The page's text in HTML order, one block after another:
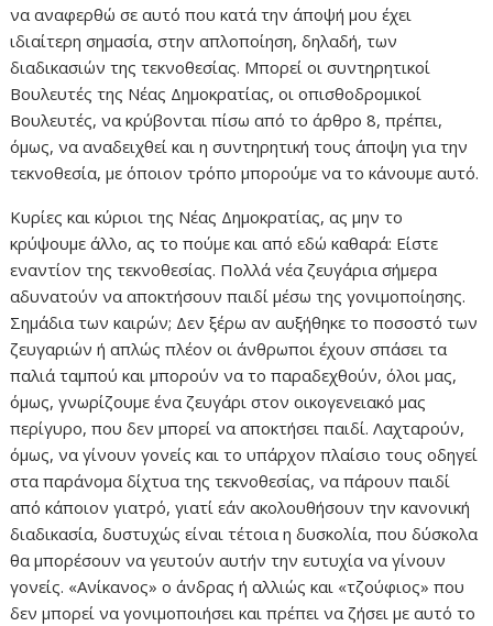
να αναφερθώ σε αυτό που κατά την άποψή μου έχει
ιδιαίτερη σημασία, στην απλοποίηση, δηλαδή, των
διαδικασιών της τεκνοθεσίας. Μπορεί οι συντηρητικοί
Βουλευτές της Νέας Δημοκρατίας, οι οπισθοδρομικοί
Βουλευτές, να κρύβονται πίσω από το άρθρο 8, πρέπει,
όμως, να αναδειχθεί και η συντηρητική τους άποψη για την
τεκνοθεσία, με όποιον τρόπο μπορούμε να το κάνουμε αυτό.
Κυρίες και κύριοι της Νέας Δημοκρατίας, ας μην το
κρύψουμε άλλο, ας το πούμε και από εδώ καθαρά: Είστε
εναντίον της τεκνοθεσίας. Πολλά νέα ζευγάρια σήμερα
αδυνατούν να αποκτήσουν παιδί μέσω της γονιμοποίησης.
Σημάδια των καιρών; Δεν ξέρω αν αυξήθηκε το ποσοστό των
ζευγαριών ή απλώς πλέον οι άνθρωποι έχουν σπάσει τα
παλιά ταμπού και μπορούν να το παραδεχθούν, όλοι μας,
όμως, γνωρίζουμε ένα ζευγάρι στον οικογενειακό μας
περίγυρο, που δεν μπορεί να αποκτήσει παιδί. Λαχταρούν,
όμως, να γίνουν γονείς και το υπάρχον πλαίσιο τους οδηγεί
στα παράνομα δίχτυα της τεκνοθεσίας, να πάρουν παιδί
από κάποιον γιατρό, γιατί εάν ακολουθήσουν την κανονική
διαδικασία, δυστυχώς είναι τέτοια η δυσκολία, που δύσκολα
θα μπορέσουν να γευτούν αυτήν την ευτυχία να γίνουν
γονείς. «Ανίκανος» ο άνδρας ή αλλιώς και «τζούφιος» που
δεν μπορεί να γονιμοποιήσει και πρέπει να ζήσει με αυτό το